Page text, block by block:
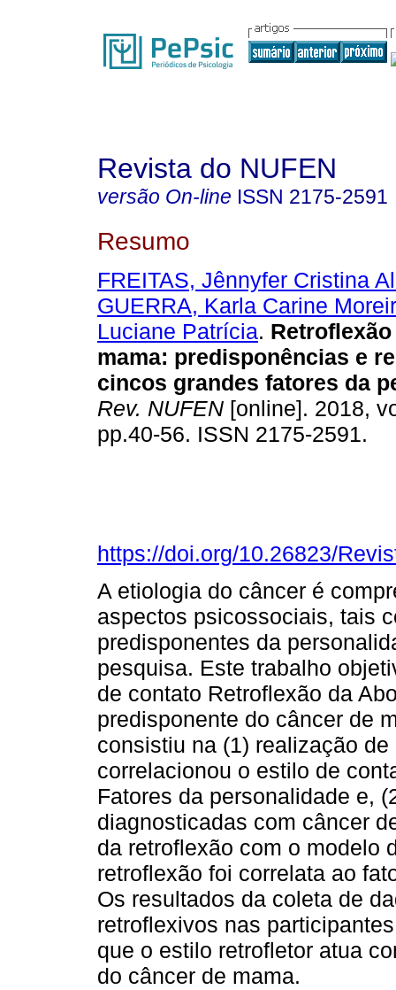
Revista do NUFEN
versão On-line ISSN 2175-2591
Resumo
FREITAS, Jênnyfer Cristina
GUERRA, Karla Carine
Luciane Patrícia.
mama: predisponências e
cincos grandes fatores da
Rev. NUFEN [online]. 2018,
pp.40-56. ISSN 2175-2591.
https://doi.org/10.26823/
A etiologia do câncer é
aspectos psicossociais, tais
predisponentes da
pesquisa. Este trabalho
de contato Retroflexão da
predisponente do câncer de
consistiu na (1) realização
correlacionou o estilo de
Fatores da personalidade e,
diagnosticadas com câncer
da retroflexão com o modelo
retroflexão foi correlata ao
Os resultados da coleta de
retroflexivos nas
que o estilo retrofletor atua
do câncer de mama.